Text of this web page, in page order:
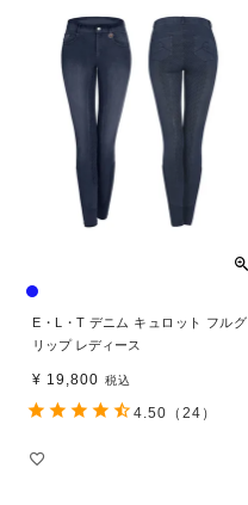
E・L・T デニム キュロット フルグ
リップ レディース
¥ 19,800 税込
4.50 （24）